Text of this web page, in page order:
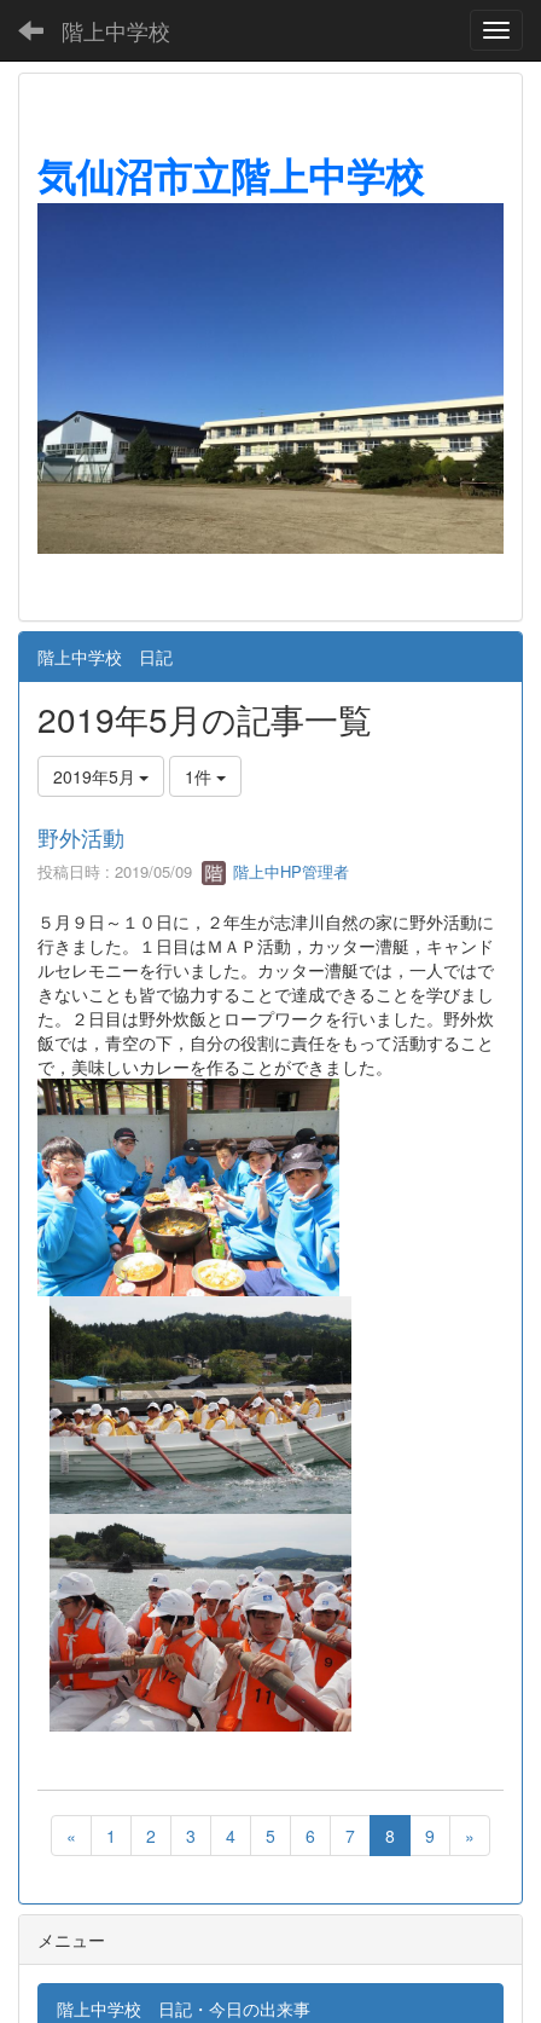
階上中学校
気仙沼市立階上中学校
階上中学校 日記
2019年5月の記事一覧
2019年5月 1件
野外活動
投稿日時 : 2019/05/09 階上中HP管理者
５月９日～１０日に，２年生が志津川自然の家に野外活動に
行きました。１日目はＭＡＰ活動，カッター漕艇，キャンド
ルセレモニーを行いました。カッター漕艇では，一人ではで
きないことも皆で協力することで達成できることを学びまし
た。２日目は野外炊飯とロープワークを行いました。野外炊
飯では，青空の下，自分の役割に責任をもって活動すること
で，美味しいカレーを作ることができました。
« 1 2 3 4 5 6 7 8 9 »
メニュー
階上中学校 日記・今日の出来事